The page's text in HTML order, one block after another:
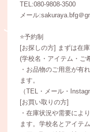
TEL:080-9808-3500
メール:sakuraya.bfg＠
⭐️予約制
[お探しの方] まずは在
(学校名・アイテム・ご
・お品物のご用意が有
ます。
（TEL・メール・
[お買い取りの方]
・在庫状況や需要によ
ます。学校名とアイテ